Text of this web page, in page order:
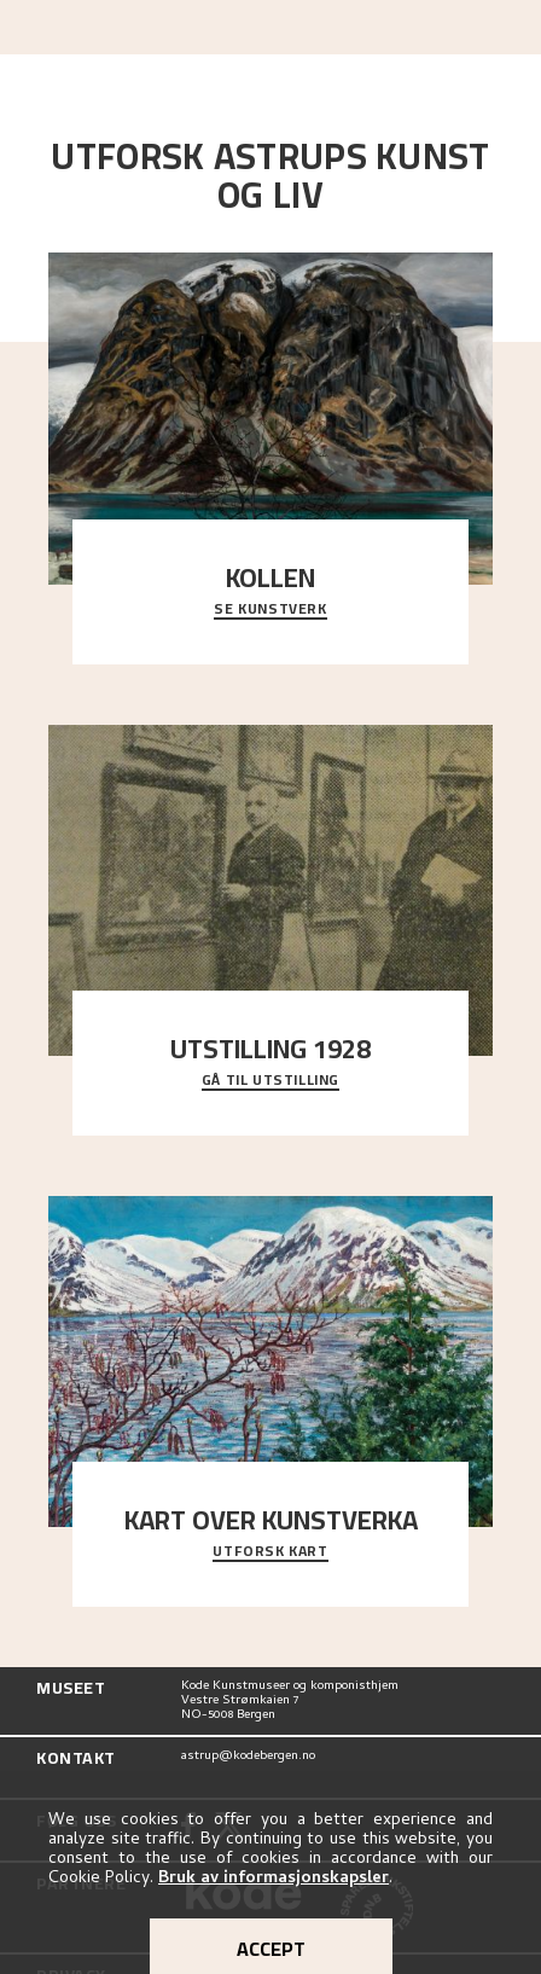
UTFORSK ASTRUPS KUNST
OG LIV
KOLLEN
Et ruvende fjell dominerer bildeflaten, og står i
sterk kontrast til det spinkle rognetreet ute
SE KUNSTVERK
UTSTILLING 1928
Då Astrup døydde i 1928, tok vennene Moritz
Kaland og Simon Thorbjørnsen initiativ til å
GÅ TIL UTSTILLING
KART OVER KUNSTVERKA
Utforsk stedene og utsiktene i Astrups malerier
UTFORSK KART
MUSEET Kode Kunstmuseer og komponisthjem
Vestre Strømkaien 7
NO-5008 Bergen
KONTAKT astrup@kodebergen.no
FØLG OSS
PARTNERE
We use cookies to offer you a better experience and
analyze site traffic. By continuing to use this website, you
consent to the use of cookies in accordance with our
Cookie Policy. Bruk av informasjonskapsler.
ACCEPT